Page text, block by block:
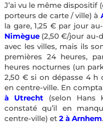
J’ai vu le même dispositif
porteurs de carte / ville) à
la gare, 1,25 € par jour
Nimègue(2,50 €/jour au-
avec les villes, mais ils
premières 24 heures,
heures nocturnes (un
2,50 € si on dépasse 4 h
en centre-ville. En
à Utrecht(selon Hans
constaté qu’il en
centre-ville) et 2 à Arnhem.